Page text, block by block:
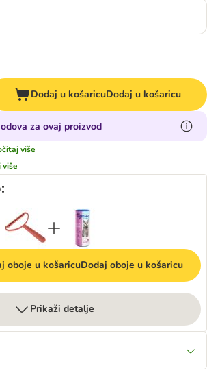
Dodaj u košaricuDodaj u košaricu
za ovaj proizvod
više
oboje u košaricuDodaj oboje u košaricu
Prikaži detalje